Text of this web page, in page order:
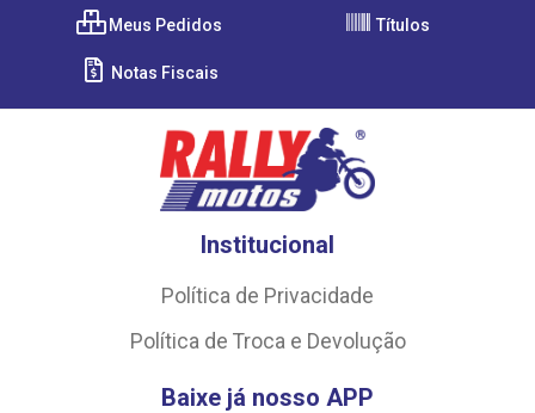
Meus Pedidos Títulos
Notas Fiscais
Institucional
Política de Privacidade
Política de Troca e Devolução
Baixe já nosso APP